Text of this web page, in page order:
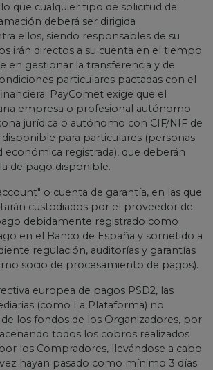
que cualquier tipo de solicitud de
deberá ser dirigida
ellos, siendo responsables de su
irán directos a su cuenta en el tiempo
en gestionar la transferencia y de
particulares pactadas con el
PayComet exige que el
empresa o profesional autónomo
jurídica o autónomo con CIF/NIF de
disponible para particulares (personas
económica registrada), que deberán
de pago disponible.
o cuenta de garantía, en las que
custodiados por el proveedor de
debidamente registrado como
en el Banco de España y sometido a
regulación, auditorías y garantías
socio de procesamiento de pagos).
europea de pagos PSD2, las
(como La Plataforma) no
los fondos de los Organizadores, por
todos los cobros realizados
los Compradores, llevándose a cabo
hayan pasado como mínimo 3 días